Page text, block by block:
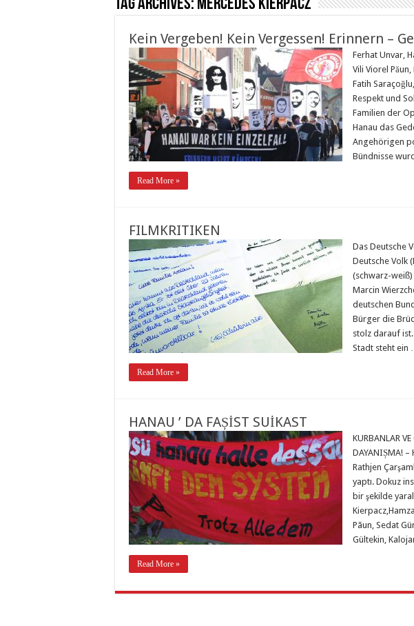
Tag Archives: Mercedes Kierpacz
Kein Vergeben! Kein Vergessen! Erinnern –
Ferhat Unvar,
Vili Viorel
Fatih
Respekt und
Familien der
Hanau das
Angehörigen
Bündnisse
Read More »
FILMKRITIKEN
Das Deutsche
Deutsche Volk
(schwarz-
Marcin
deutschen
Bürger die
stolz darauf
Stadt steht ein …
Read More »
HANAU ’ DA FAȘİST SUİKAST
KURBANLAR
DAYANIȘMA! –
Rathjen
yaptı. Dokuz
bir şekilde
Pãun, Sedat
Gültekin,
Read More »